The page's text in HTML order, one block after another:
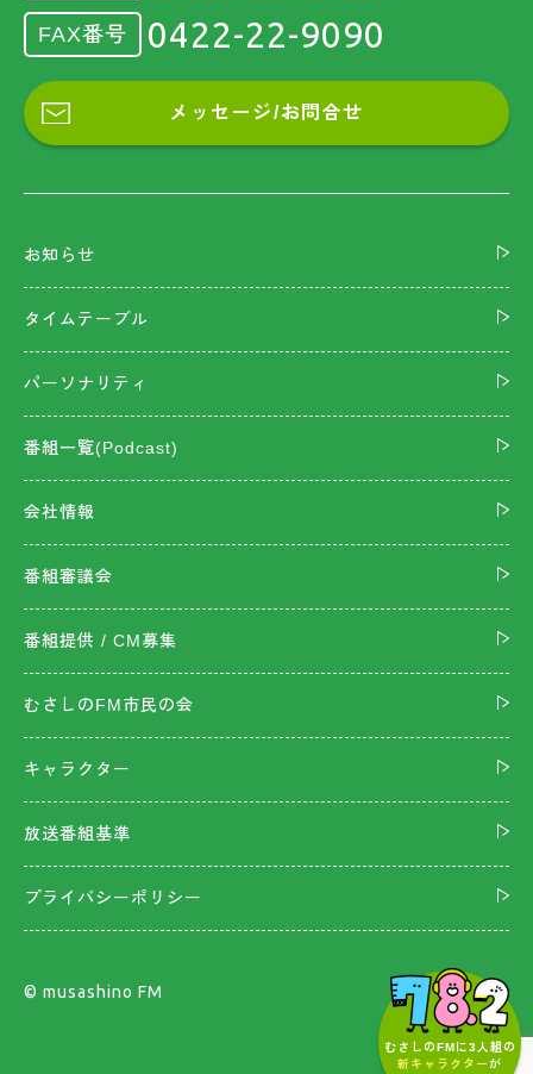
むさしのFMに3人組の
新キャラクターが
FAX番号 0422-22-9090
メッセージ/お問合せ
お知らせ
タイムテーブル
パーソナリティ
番組一覧(Podcast)
会社情報
番組審議会
番組提供 / CM募集
むさしのFM市民の会
キャラクター
放送番組基準
プライバシーポリシー
©︎ musashino FM